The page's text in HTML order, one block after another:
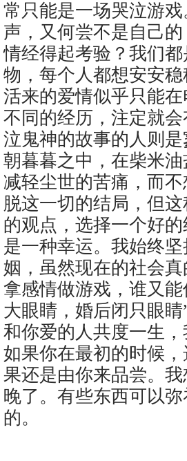
常只能是一场哭泣游
声，又何尝不是自己
情经得起考验？我们
物，每个人都想安安
活来的爱情似乎只能
不同的经历，注定就
泣鬼神的故事的人则
朝暮暮之中，在柴米
减轻尘世的苦痛，而
脱这一切的结局，但
的观点，选择一个好
是一种幸运。我始终
姻，虽然现在的社会
拿感情做游戏，谁又
大眼睛，婚后闭只眼
和你爱的人共度一生
如果你在最初的时候
果还是由你来品尝。
晚了。有些东西可以
的。